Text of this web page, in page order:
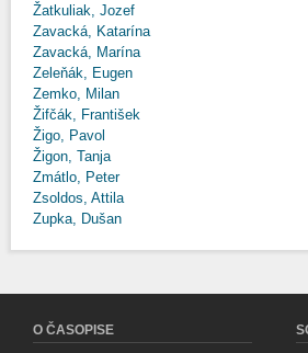
Žatkuliak, Jozef
Zavacká, Katarína
Zavacká, Marína
Zeleňák, Eugen
Zemko, Milan
Žifčák, František
Žigo, Pavol
Žigon, Tanja
Zmátlo, Peter
Zsoldos, Attila
Zupka, Dušan
O ČASOPISE